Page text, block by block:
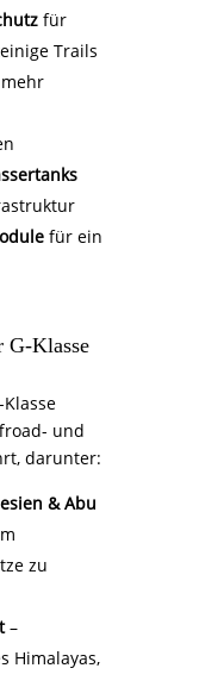
für
Trails
für ein
G-Klasse
und
darunter:
& Abu
zu
–
Himalayas,